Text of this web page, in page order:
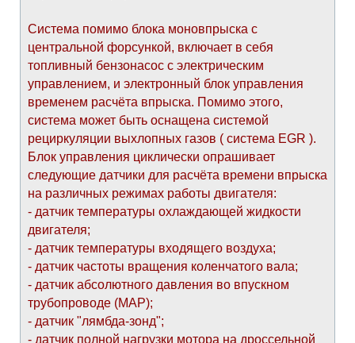
Система помимо блока моновпрыска с
центральной форсункой, включает в себя
топливный бензонасос с электрическим
управлением, и электронный блок управления
временем расчёта впрыска. Помимо этого,
система может быть оснащена системой
рециркуляции выхлопных газов ( система EGR ).
Блок управления циклически опрашивает
следующие датчики для расчёта времени впрыска
на различных режимах работы двигателя:
- датчик температуры охлаждающей жидкости
двигателя;
- датчик температуры входящего воздуха;
- датчик частоты вращения коленчатого вала;
- датчик абсолютного давления во впускном
трубопроводе (МАР);
- датчик "лямбда-зонд";
- датчик полной нагрузки мотора на дроссельной